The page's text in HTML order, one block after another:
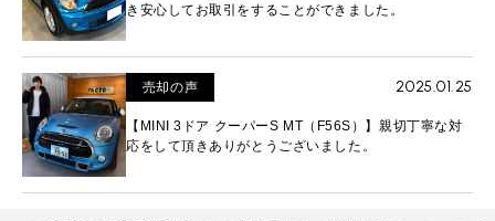
き安心してお取引をすることができました。
売却の声 2025.01.25
【MINI 3ドア クーパーS MT（F56S）】親切丁寧な対
応をして頂きありがとうございました。